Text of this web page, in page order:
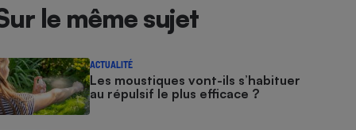
le même sujet
ACTUALITÉ
Les moustiques vont-ils s’habituer
au répulsif le plus efficace ?